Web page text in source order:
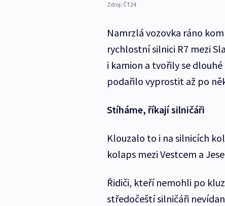
Zdroj: ČT24
Namrzlá vozovka ráno
rychlostní silnici R7 mezi
i kamion a tvořily se
podařilo vyprostit až po
Stíháme, říkají silničáři
Klouzalo to i na silnicích
kolaps mezi Vestcem a
Řidiči, kteří nemohli po
středočeští silničáři